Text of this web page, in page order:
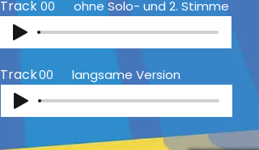
Track00 ohne Solo- und 2. Stimme
Track00 langsame Version